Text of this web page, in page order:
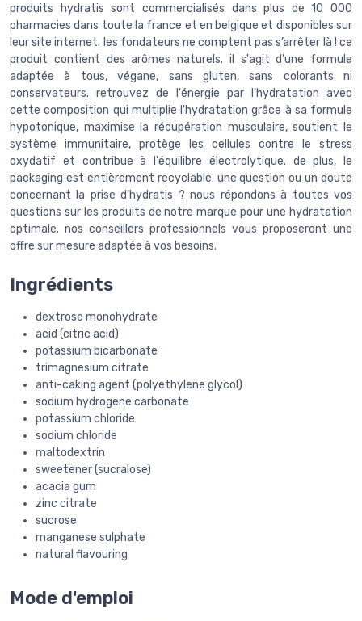
produits hydratis sont commercialisés dans plus de 10 000
pharmacies dans toute la france et en belgique et disponibles sur
leur site internet. les fondateurs ne comptent pas s’arrêter là ! ce
produit contient des arômes naturels. il s'agit d'une formule
adaptée à tous, végane, sans gluten, sans colorants ni
conservateurs. retrouvez de l'énergie par l'hydratation avec
cette composition qui multiplie l'hydratation grâce à sa formule
hypotonique, maximise la récupération musculaire, soutient le
système immunitaire, protège les cellules contre le stress
oxydatif et contribue à l'équilibre électrolytique. de plus, le
packaging est entièrement recyclable. une question ou un doute
concernant la prise d'hydratis ? nous répondons à toutes vos
questions sur les produits de notre marque pour une hydratation
optimale. nos conseillers professionnels vous proposeront une
offre sur mesure adaptée à vos besoins.
Ingrédients
dextrose monohydrate
acid (citric acid)
potassium bicarbonate
trimagnesium citrate
anti-caking agent (polyethylene glycol)
sodium hydrogene carbonate
potassium chloride
sodium chloride
maltodextrin
sweetener (sucralose)
acacia gum
zinc citrate
sucrose
manganese sulphate
natural flavouring
Mode d'emploi